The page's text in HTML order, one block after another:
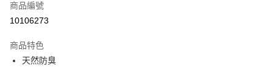
Apple Pay
運送方式
商品編號
10106273
商品特色
天然防臭